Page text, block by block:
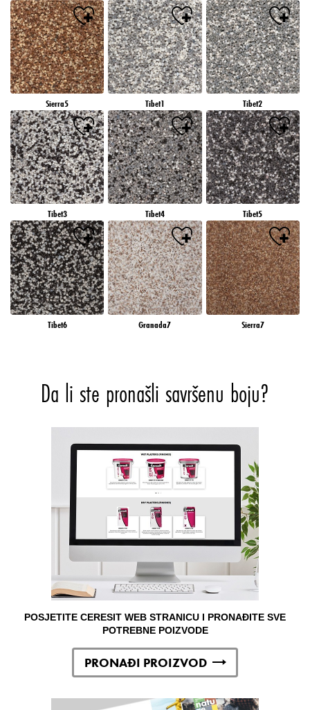
Sierra5 Tibet1 Tibet2
Tibet3 Tibet4 Tibet5
Tibet6 Granada7 Sierra7
Da li ste pronašli savršenu boju?
POSJETITE CERESIT WEB STRANICU I PRONAĐITE SVE
POTREBNE POIZVODE
PRONAĐI PROIZVOD